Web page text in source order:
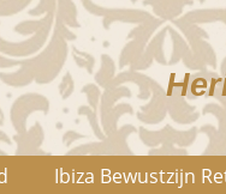
Ibiza Bewustzijn